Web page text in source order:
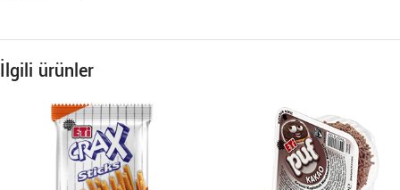
İlgili ürünler